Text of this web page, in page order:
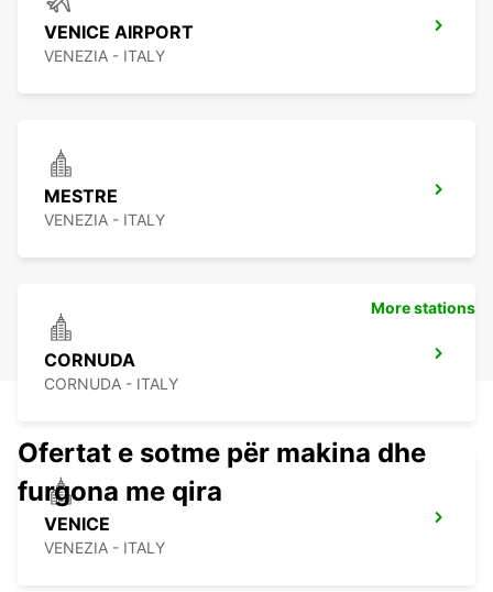
VENICE AIRPORT
VENEZIA - ITALY
MESTRE
VENEZIA - ITALY
CORNUDA
CORNUDA - ITALY
VENICE
VENEZIA - ITALY
More stations
Ofertat e sotme për makina dhe
furgona me qira